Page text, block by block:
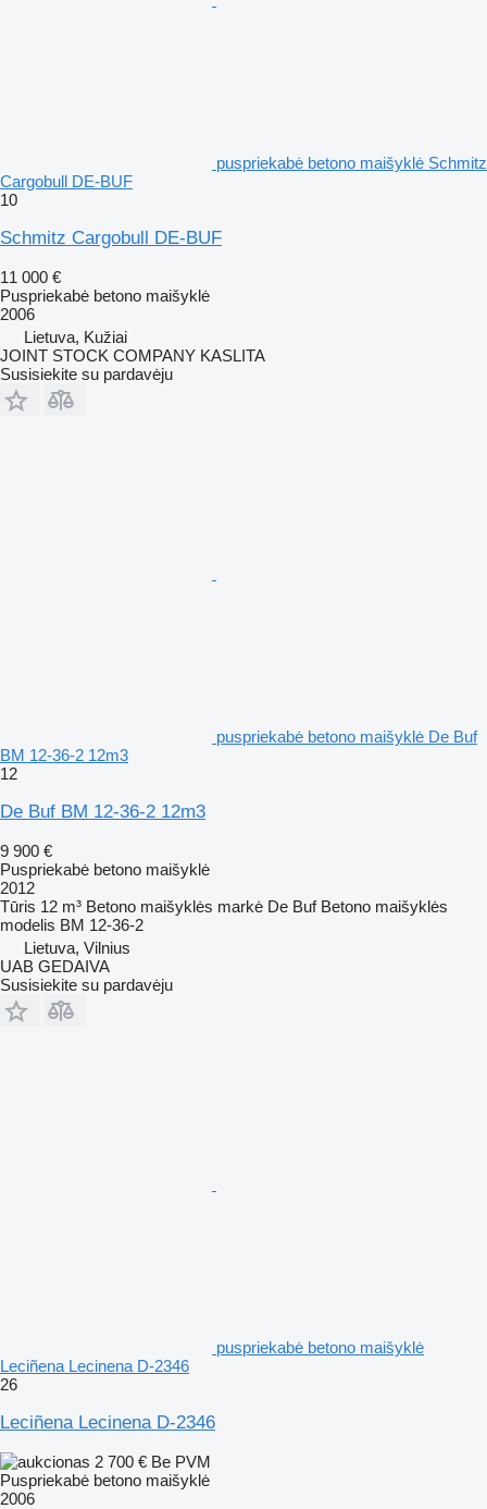
puspriekabė betono maišyklė Schmitz
Cargobull DE-BUF
10
Schmitz Cargobull DE-BUF
11 000 €
Puspriekabė betono maišyklė
2006
Lietuva, Kužiai
JOINT STOCK COMPANY KASLITA
Susisiekite su pardavėju
puspriekabė betono maišyklė De Buf
BM 12-36-2 12m3
12
De Buf BM 12-36-2 12m3
9 900 €
Puspriekabė betono maišyklė
2012
Tūris 12 m³ Betono maišyklės markė De Buf Betono maišyklės
modelis BM 12-36-2
Lietuva, Vilnius
UAB GEDAIVA
Susisiekite su pardavėju
puspriekabė betono maišyklė
Leciñena Lecinena D-2346
26
Leciñena Lecinena D-2346
2 700 € Be PVM
Puspriekabė betono maišyklė
2006